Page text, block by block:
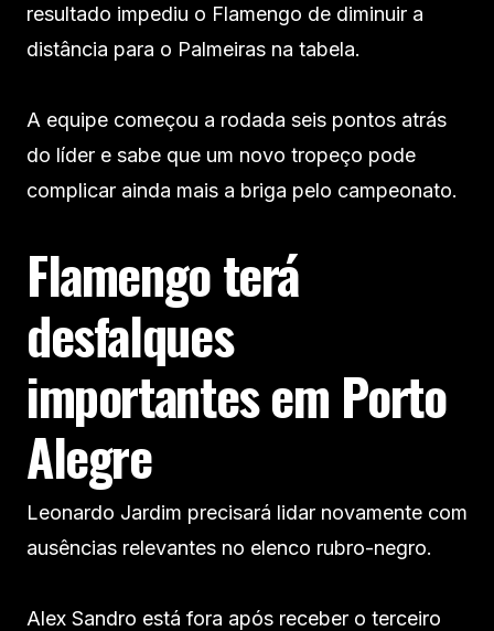
resultado impediu o Flamengo de diminuir a
distância para o Palmeiras na tabela.
A equipe começou a rodada seis pontos atrás
do líder e sabe que um novo tropeço pode
complicar ainda mais a briga pelo campeonato.
Flamengo terá
desfalques
importantes em Porto
Alegre
Leonardo Jardim precisará lidar novamente com
ausências relevantes no elenco rubro-negro.
Alex Sandro está fora após receber o terceiro